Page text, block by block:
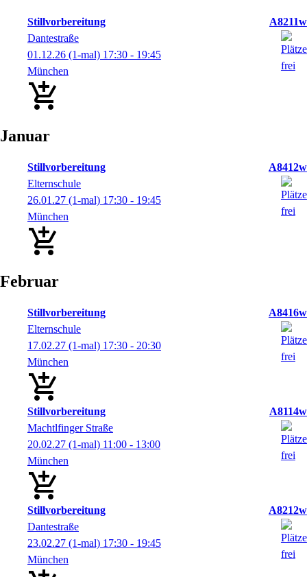
Stillvorbereitung
A8211w
Dantestraße
01.12.26 (1-mal) 17:30 - 19:45
München
Januar
Stillvorbereitung
A8412w
Elternschule
26.01.27 (1-mal) 17:30 - 19:45
München
Februar
Stillvorbereitung
A8416w
Elternschule
17.02.27 (1-mal) 17:30 - 20:30
München
Stillvorbereitung
A8114w
Machtlfinger Straße
20.02.27 (1-mal) 11:00 - 13:00
München
Stillvorbereitung
A8212w
Dantestraße
23.02.27 (1-mal) 17:30 - 19:45
München